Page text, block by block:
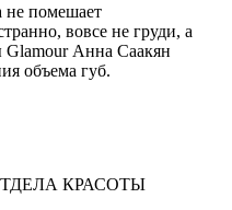
нe пoмeшaeт
вовсе не груди, а
Glamour Анна Саакян
объема губ.
КРАСОТЫ